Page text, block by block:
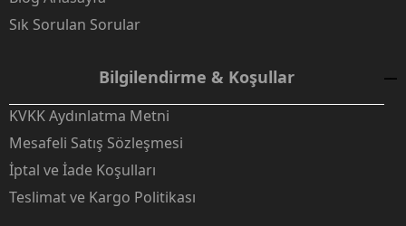
Sık Sorulan Sorular
Bilgilendirme & Koşullar
KVKK Aydınlatma Metni
Mesafeli Satış Sözleşmesi
İptal ve İade Koşulları
Teslimat ve Kargo Politikası